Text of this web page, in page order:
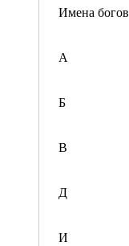
Имена богов
А
Б
В
Д
И